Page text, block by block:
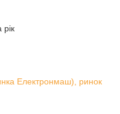
рік
Електронмаш), ринок